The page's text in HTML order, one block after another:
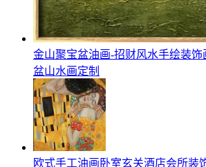
金山聚宝盆油画-招财风水手绘装饰
盆山水画定制
欧式手工油画卧室玄关酒店会所装